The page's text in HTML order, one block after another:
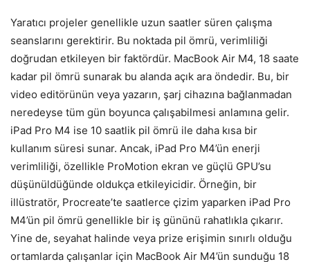
Yaratıcı projeler genellikle uzun saatler süren çalışma
seanslarını gerektirir. Bu noktada pil ömrü, verimliliği
doğrudan etkileyen bir faktördür. MacBook Air M4, 18 saate
kadar pil ömrü sunarak bu alanda açık ara öndedir. Bu, bir
video editörünün veya yazarın, şarj cihazına bağlanmadan
neredeyse tüm gün boyunca çalışabilmesi anlamına gelir.
iPad Pro M4 ise 10 saatlik pil ömrü ile daha kısa bir
kullanım süresi sunar. Ancak, iPad Pro M4’ün enerji
verimliliği, özellikle ProMotion ekran ve güçlü GPU’su
düşünüldüğünde oldukça etkileyicidir. Örneğin, bir
illüstratör, Procreate’te saatlerce çizim yaparken iPad Pro
M4’ün pil ömrü genellikle bir iş gününü rahatlıkla çıkarır.
Yine de, seyahat halinde veya prize erişimin sınırlı olduğu
ortamlarda çalışanlar için MacBook Air M4’ün sunduğu 18